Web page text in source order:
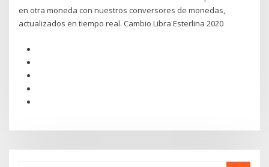
en otra moneda con nuestros conversores de monedas,
actualizados en tiempo real. Cambio Libra Esterlina 2020